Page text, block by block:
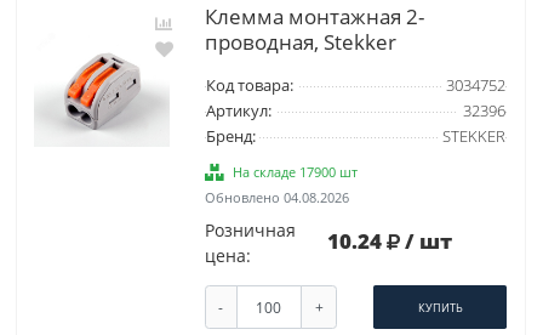
Клемма монтажная 2-
проводная, Stekker
Код товара:
3034752
Артикул:
32396
Бренд:
STEKKER
На складе 17900 шт
Обновлено 04.08.2026
Розничная
цена:
10.24 / шт
- + КУПИТЬ